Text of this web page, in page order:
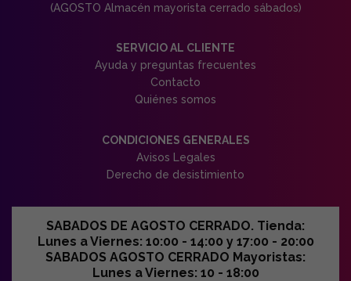
(AGOSTO Almacén mayorista cerrado sábados)
SERVICIO AL CLIENTE
Ayuda y preguntas frecuentes
Contacto
Quiénes somos
CONDICIONES GENERALES
Avisos Legales
Derecho de desistimiento
SABADOS DE AGOSTO CERRADO. Tienda:
Lunes a Viernes: 10:00 - 14:00 y 17:00 - 20:00
SABADOS AGOSTO CERRADO Mayoristas:
Lunes a Viernes: 10 - 18:00